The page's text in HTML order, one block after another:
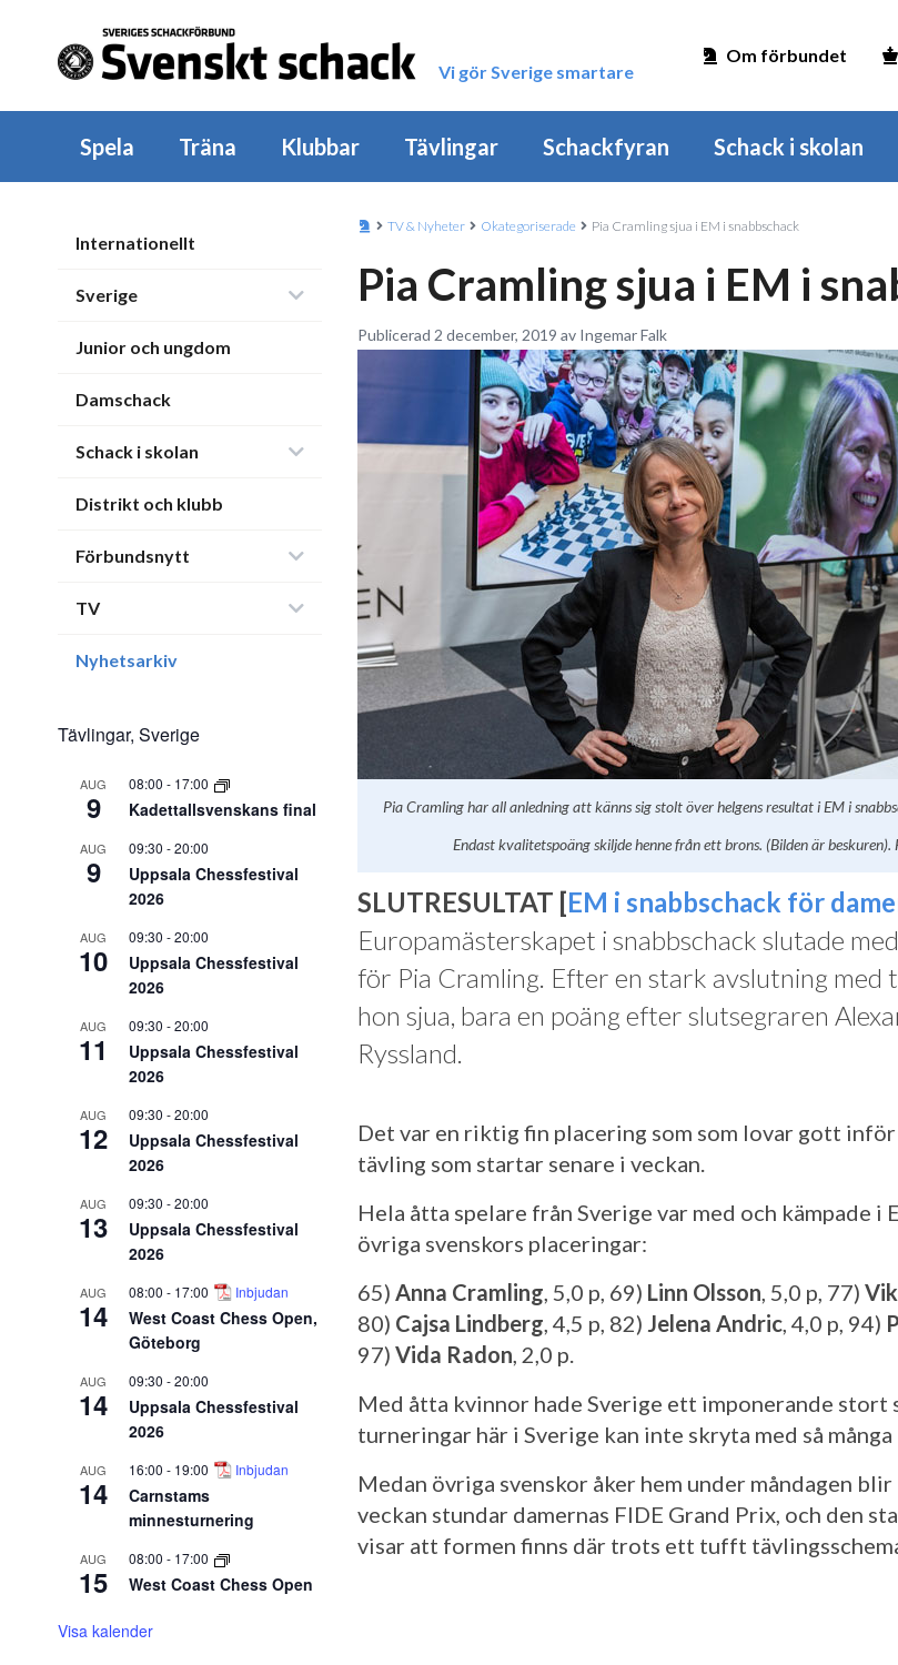
Vi gör Sverige smartare
Om förbundet
Spela Träna Klubbar Tävlingar Schackfyran Schack i skolan
Internationellt
Sverige
Junior och ungdom
Damschack
Schack i skolan
Distrikt och klubb
Förbundsnytt
TV
Nyhetsarkiv
Tävlingar, Sverige
AUG
9
08:00 - 17:00
Kadettallsvenskans final
AUG
9
09:30 -20:00
Uppsala Chessfestival
2026
AUG
10
09:30 -20:00
Uppsala Chessfestival
2026
AUG
11
09:30 -20:00
Uppsala Chessfestival
2026
AUG
12
09:30 -20:00
Uppsala Chessfestival
2026
AUG
13
09:30 -20:00
Uppsala Chessfestival
2026
AUG
14
08:00 - 17:00 Inbjudan
West Coast Chess Open,
Göteborg
AUG
14
09:30 -20:00
Uppsala Chessfestival
2026
AUG
14
16:00 - 19:00 Inbjudan
Carnstams
minnesturnering
AUG
15
08:00 - 17:00
West Coast Chess Open
Visa kalender
TV & Nyheter Okategoriserade Pia Cramling sjua i EM i snabbschack
Pia Cramling sjua i EM i
Publicerad 2 december, 2019 av Ingemar Falk
Pia Cramling har all anledning att känns sig stolt över helgens resultat i EM i
Endast kvalitetspoäng skiljde henne från ett brons. (Bilden är
SLUTRESULTAT [EM i snabbschack för
Europamästerskapet i snabbschack slutade
för Pia Cramling. Efter en stark avslutning med
hon sjua, bara en poäng efter slutsegraren
Ryssland.
Det var en riktig fin placering som som lovar gott
tävling som startar senare i veckan.
Hela åtta spelare från Sverige var med och kämpade i
övriga svenskors placeringar:
65) Anna Cramling, 5,0 p, 69) Linn Olsson, 5,0 p, 77)
80) Cajsa Lindberg, 4,5 p, 82) Jelena Andric, 4,0 p, 94)
97) Vida Radon, 2,0 p.
Med åtta kvinnor hade Sverige ett imponerande
turneringar här i Sverige kan inte skryta med så
Medan övriga svenskor åker hem under måndagen blir
veckan stundar damernas FIDE Grand Prix, och den
visar att formen finns där trots ett tufft